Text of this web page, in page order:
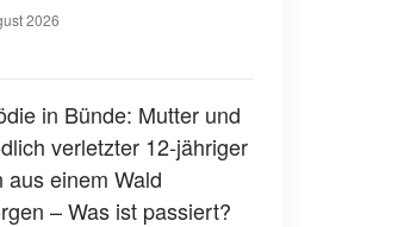
2026
in Bünde: Mutter und
verletzter 12-jähriger
aus einem Wald
– Was ist passiert?